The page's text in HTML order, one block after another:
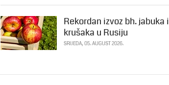
Rekordan izvoz bh. jabuka i
krušaka u Rusiju
SRIJEDA, 05. AUGUST 2026.